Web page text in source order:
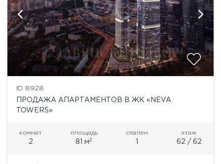
ID 8928
ПРОДАЖА АПАРТАМЕНТОВ В ЖК «NEVA
TOWERS»
комнат
2
площадь
81 м2
спален
1
этаж
62 / 62